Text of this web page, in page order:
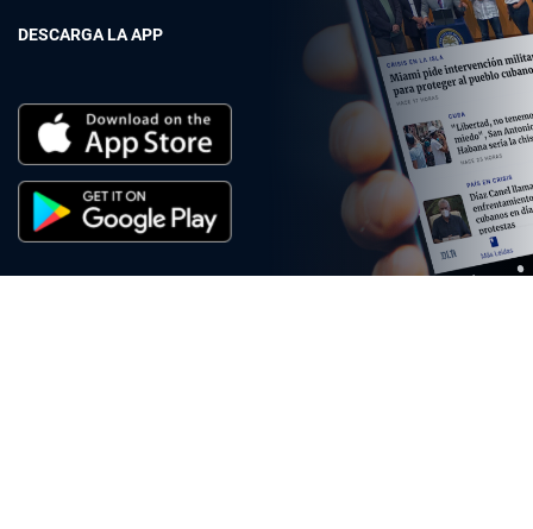
DESCARGA LA APP